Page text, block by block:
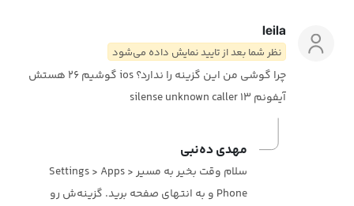
leila
نظر شما بعد از تایید نمایش داده می‌شود
چرا گوشی من این گزینه را ندارد؟ ios گوشیم ۲۶ هستش
آیفونم ۱۳ silense unknown caller
مهدی ده‌نبی
سلام وقت بخیر به مسیر Settings > Apps >
Phone و به انتهای صفحه برید. گزینه‌ش رو